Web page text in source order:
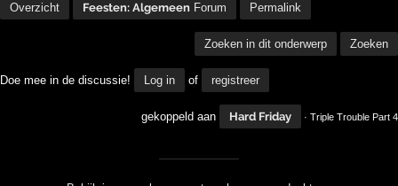
Overzicht Feesten: Algemeen Forum Permalink
Zoeken in dit onderwerp Zoeken
Doe mee in de discussie! Log in of registreer
gekoppeld aan Hard Friday · Triple Trouble Part 4